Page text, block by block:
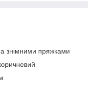
знімними пряжками